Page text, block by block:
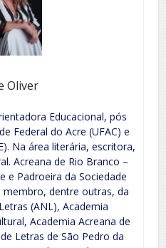
Oliver
Educacional, pós
Federal do Acre (UFAC) e
Na área literária, escritora,
Acreana de Rio Branco –
e Padroeira da Sociedade
membro, dentre outras, da
(ANL), Academia
Academia Acreana de
Letras de São Pedro da